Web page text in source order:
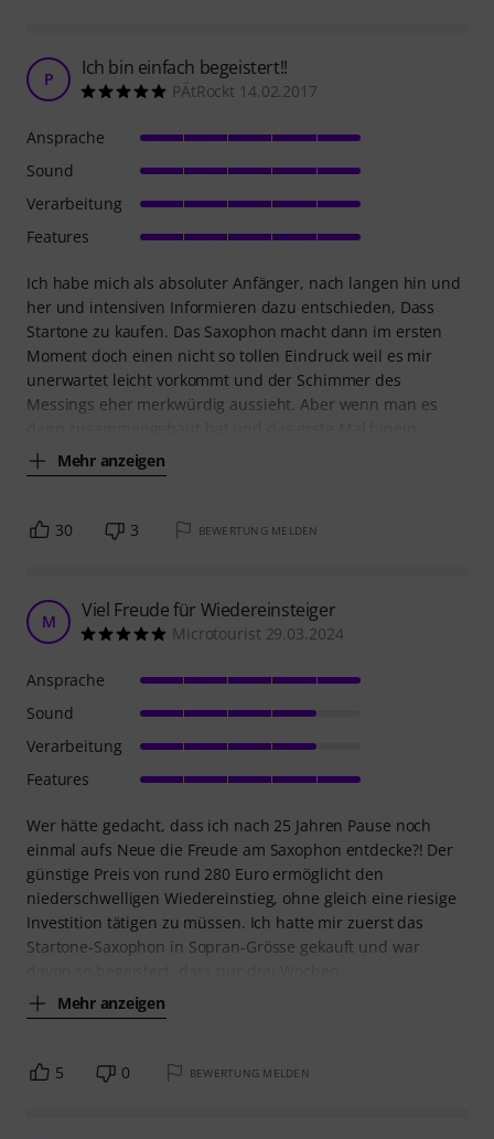
P Ich bin einfach begeistert!!
PÄtRockt 14.02.2017
Ich habe mich als absoluter Anfänger, nach langen hin und
her und intensiven Informieren dazu entschieden, Dass
Startone zu kaufen. Das Saxophon macht dann im ersten
Moment doch einen nicht so tollen Eindruck weil es mir
unerwartet leicht vorkommt und der Schimmer des
Messings eher merkwürdig aussieht. Aber wenn man es
Mehr anzeigen
Ansprache
Sound
Verarbeitung
Features
30 3 BEWERTUNG MELDEN
M Viel Freude für Wiedereinsteiger
Microtourist 29.03.2024
Wer hätte gedacht, dass ich nach 25 Jahren Pause noch
einmal aufs Neue die Freude am Saxophon entdecke?! Der
günstige Preis von rund 280 Euro ermöglicht den
niederschwelligen Wiedereinstieg, ohne gleich eine riesige
Investition tätigen zu müssen. Ich hatte mir zuerst das
Startone-Saxophon in Sopran-Grösse gekauft und war
Mehr anzeigen
Ansprache
Sound
Verarbeitung
Features
5 0 BEWERTUNG MELDEN